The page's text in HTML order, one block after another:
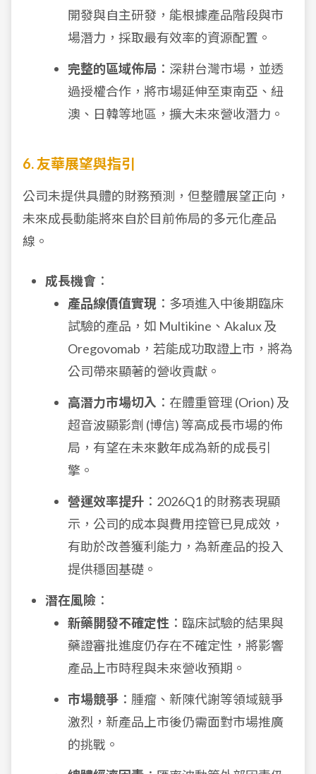
開發與自主研發，能根據產品階段與市
場潛力，採取最有效率的資源配置。
完整的區域佈局 ：深耕台灣市場，並透
過授權合作，將市場延伸至東南亞、紐
澳、日韓等地區，擴大未來營收潛力。
6. 友華展望與指引
公司未提供具體的財務預測，但整體展望正向，
未來成長動能將來自於目前佈局的多元化產品
線。
成長機會 ：
產品線價值實現 ：多項進入中後期臨床
試驗的產品，如 Multikine、Akalux 及
Oregovomab，若能成功取證上市，將為
公司帶來顯著的營收貢獻。
高潛力市場切入 ：在體重管理 (Orion) 及
超音波顯影劑 (博信) 等高成長市場的佈
局，有望在未來數年成為新的成長引
擎。
營運效率提升 ：2026Q1 的財務表現顯
示，公司的成本與費用控管已見成效，
有助於改善獲利能力，為新產品的投入
提供穩固基礎。
潛在風險 ：
新藥開發不確定性 ：臨床試驗的結果與
藥證審批進度仍存在不確定性，將影響
產品上市時程與未來營收預期。
市場競爭 ：腫瘤、新陳代謝等領域競爭
激烈，新產品上市後仍需面對市場推廣
的挑戰。